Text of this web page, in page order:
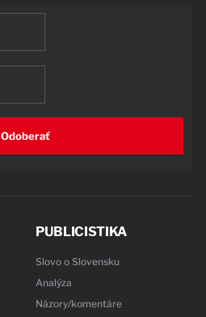
Odoberať
PUBLICISTIKA
Slovo o Slovensku
Analýza
Názory/komentáre